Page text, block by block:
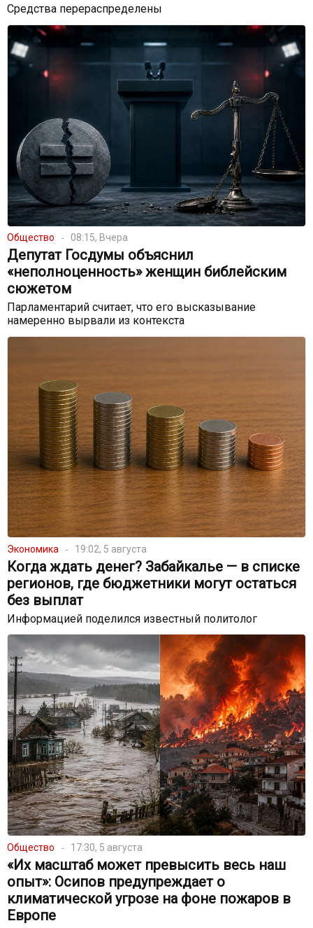
Средства перераспределены
Общество 08:15, Вчера
Депутат Госдумы объяснил
«неполноценность» женщин библейским
сюжетом
Парламентарий считает, что его высказывание
намеренно вырвали из контекста
Экономика 19:02, 5 августа
Когда ждать денег? Забайкалье — в списке
регионов, где бюджетники могут остаться
без выплат
Информацией поделился известный политолог
Общество 17:30, 5 августа
«Их масштаб может превысить весь наш
опыт»: Осипов предупреждает о
климатической угрозе на фоне пожаров в
Европе